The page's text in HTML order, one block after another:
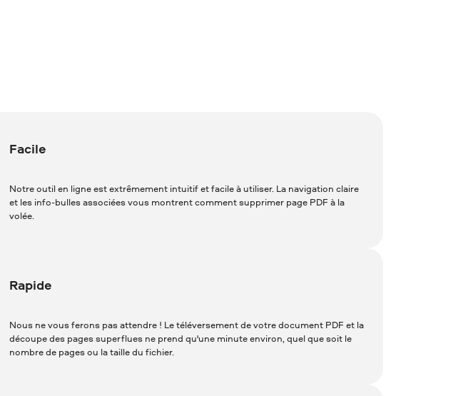
Facile
Notre outil en ligne est extrêmement intuitif et facile à utiliser. La navigation claire
et les info-bulles associées vous montrent comment supprimer page PDF à la
volée.
Rapide
Nous ne vous ferons pas attendre ! Le téléversement de votre document PDF et la
découpe des pages superflues ne prend qu'une minute environ, quel que soit le
nombre de pages ou la taille du fichier.